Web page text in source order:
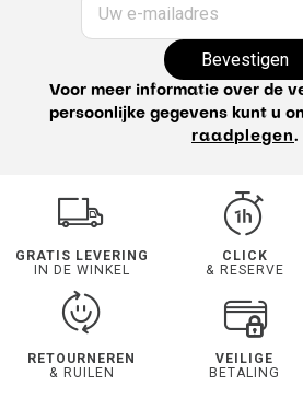
Uw e-mailadres
Bevestigen
Voor meer informatie over de
persoonlijke gegevens kunt u
raadplegen.
GRATIS LEVERING
IN DE WINKEL
CLICK
& RESERVE
RETOURNEREN
& RUILEN
VEILIGE
BETALING